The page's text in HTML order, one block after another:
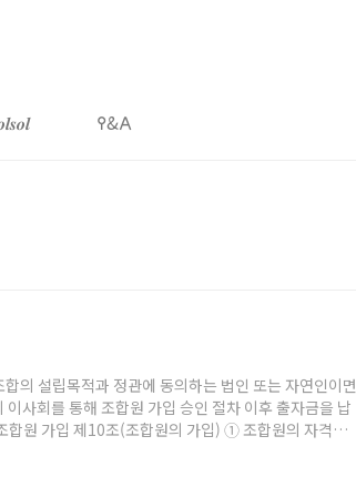
𐌒&𐌀
의 설립목적과 정관에 동의하는 법인 또는 자연인이면
사회를 통해 조합원 가입 승인 절차 이후 출자금을 납
합원 가입 제10조(조합원의 가입) ➀ 조합원의 자격을
가입을 의결하고 이를 확인하는 문서를 제출해야 한